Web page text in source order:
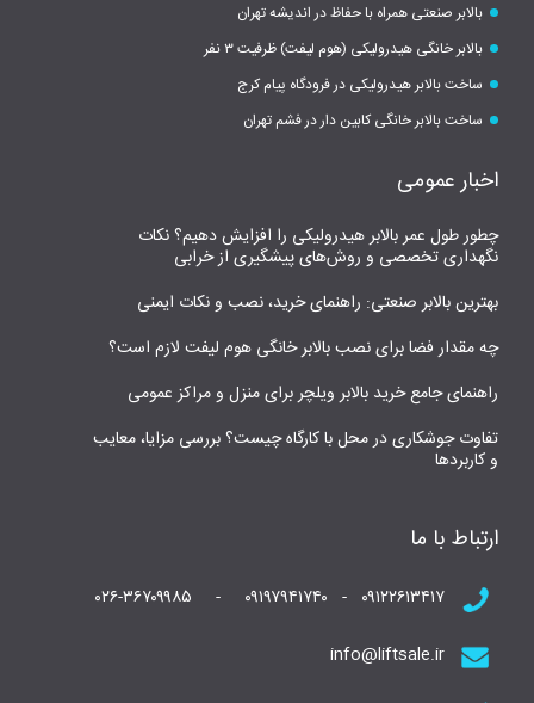
بالابر صنعتی همراه با حفاظ در اندیشه تهران
بالابر خانگی هیدرولیکی (هوم لیفت) ظرفیت ۳ نفر
ساخت بالابر هیدرولیکی در فرودگاه پیام کرج
ساخت بالابر خانگی کابین دار در فشم تهران
اخبار عمومی
چطور طول عمر بالابر هیدرولیکی را افزایش دهیم؟ نکات
نگهداری تخصصی و روش‌های پیشگیری از خرابی
بهترین بالابر صنعتی: راهنمای خرید، نصب و نکات ایمنی
چه مقدار فضا برای نصب بالابر خانگی هوم لیفت لازم است؟
راهنمای جامع خرید بالابر ویلچر برای منزل و مراکز عمومی
تفاوت جوشکاری در محل با کارگاه چیست؟ بررسی مزایا، معایب
و کاربردها
ارتباط با ما
۰۹۱۲۲۶۱۳۴۱۷ - ۰۹۱۹۷۹۴۱۷۴۰ - ۰۲۶-۳۶۷۰۹۹۸۵
info@liftsale.ir